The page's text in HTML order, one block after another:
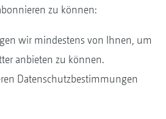
zu können:
wir mindestens von Ihnen, um
anbieten zu können.
Datenschutzbestimmungen